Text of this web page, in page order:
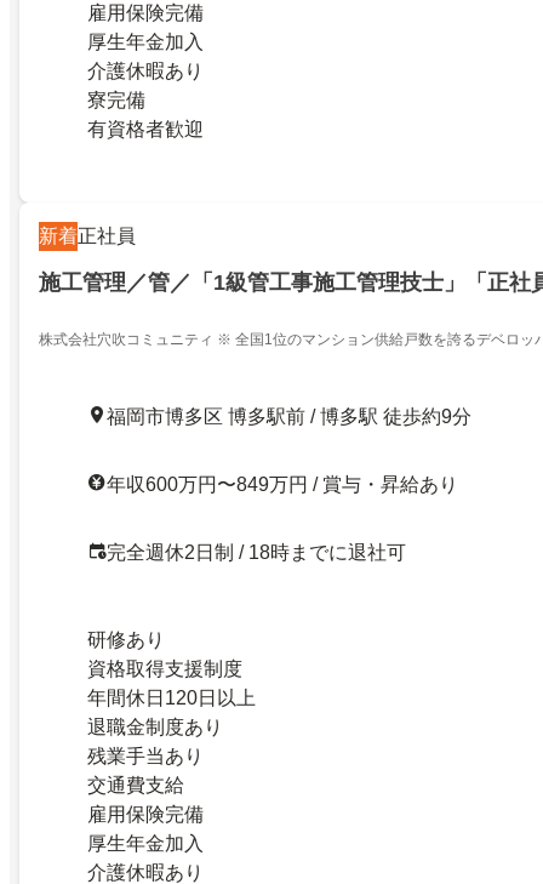
雇用保険完備
厚生年金加入
介護休暇あり
寮完備
有資格者歓迎
新着正社員
施工管理／管／「1級管工事施工管理技士」「正社
株式会社穴吹コミュニティ ※ 全国1位のマンション供給戸数を誇るデベロッ
福岡市博多区 博多駅前 / 博多駅 徒歩約9分
年収600万円〜849万円 / 賞与・昇給あり
完全週休2日制 / 18時までに退社可
研修あり
資格取得支援制度
年間休日120日以上
退職金制度あり
残業手当あり
交通費支給
雇用保険完備
厚生年金加入
介護休暇あり